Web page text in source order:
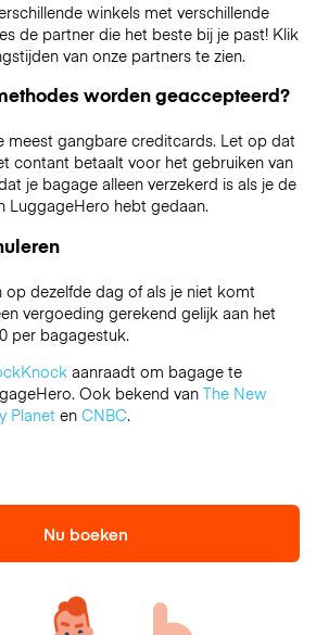
winkels met verschillende
de partner die het beste bij je past! Klik
van onze partners te zien.
worden geaccepteerd?
meest gangbare creditcards. Let op dat
contant betaalt voor het gebruiken van
je bagage alleen verzekerd is als je de
LuggageHero hebt gedaan.
op dezelfde dag of als je niet komt
vergoeding gerekend gelijk aan het
per bagagestuk.
aanraadt om bagage te
Ook bekend van The New
Planeten CNBC.
Nu boeken